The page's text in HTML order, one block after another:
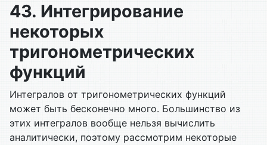
43. Интегрирование
некоторых
тригонометрических
функций
Интегралов от тригонометрических функций
может быть бесконечно много. Большинство из
этих интегралов вообще нельзя вычислить
аналитически, поэтому рассмотрим некоторые